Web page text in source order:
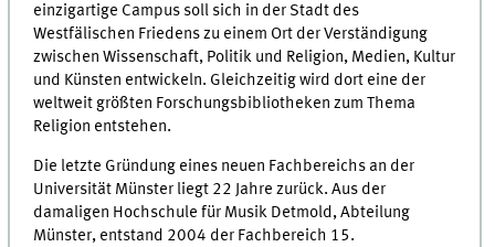
einzigartige Campus soll sich in der Stadt des
Westfälischen Friedens zu einem Ort der Verständigung
zwischen Wissenschaft, Politik und Religion, Medien, Kultur
und Künsten entwickeln. Gleichzeitig wird dort eine der
weltweit größten Forschungsbibliotheken zum Thema
Religion entstehen.
Die letzte Gründung eines neuen Fachbereichs an der
Universität Münster liegt 22 Jahre zurück. Aus der
damaligen Hochschule für Musik Detmold, Abteilung
Münster, entstand 2004 der Fachbereich 15.